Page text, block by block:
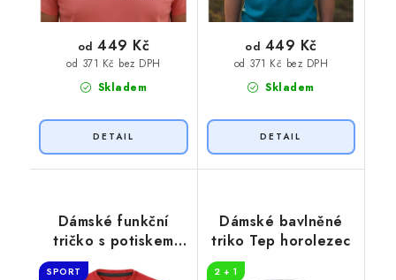
Skladem
od 371 Kč bez DPH
od 449 Kč
Skladem
od 371 Kč bez DPH
od 449 Kč
Dámské funkční
tričko s potiskem
Cestování
SPORT
Dámské bavlněné
triko Tep horolezec
2 + 1